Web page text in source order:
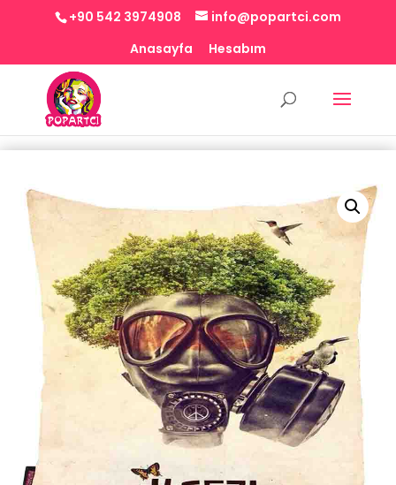
+90 542 3974908
info@popartci.com
Anasayfa
Hesabım